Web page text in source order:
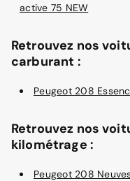
active 75 NEW
Retrouvez nos
carburant :
Peugeot 208
Retrouvez nos
kilométrage :
Peugeot 208